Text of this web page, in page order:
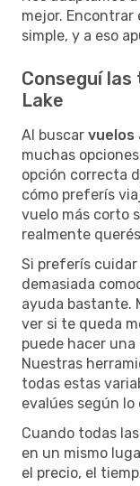
mejor. Encontrar
simple, y a eso
Conseguí
Lake
Al buscar vuelos
muchas
opción correcta
cómo preferís
vuelo más corto
realmente
Si preferís
demasiada
ayuda bastante.
ver si te queda
puede hacer
Nuestras
todas estas
evalúes según
Cuando todas
en un mismo
el precio, el